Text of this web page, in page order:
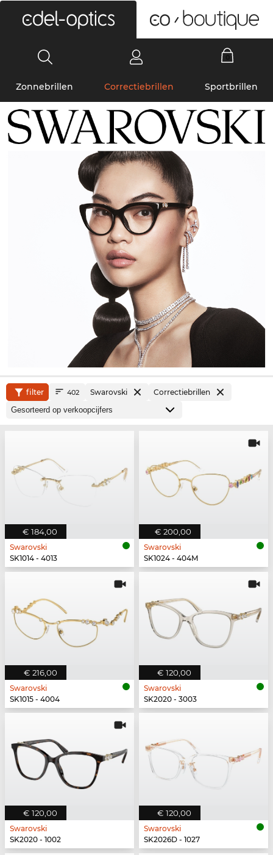
Zonnebrillen Correctiebrillen Sportbrillen
filter 402 Swarovski Correctiebrillen
€ 184,00
Swarovski
SK1014 - 4013
€ 200,00
Swarovski
SK1024 - 404M
€ 216,00
Swarovski
SK1015 - 4004
€ 120,00
Swarovski
SK2020 - 3003
€ 120,00
Swarovski
SK2020 - 1002
€ 120,00
Swarovski
SK2026D - 1027